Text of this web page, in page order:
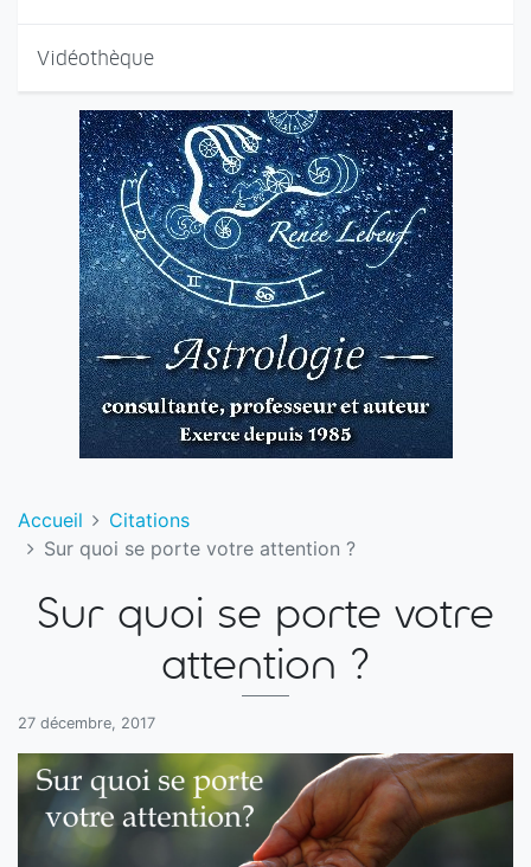
Vidéothèque
Accueil
Citations
Sur quoi se porte votre attention ?
Sur quoi se porte votre
attention ?
27 décembre, 2017